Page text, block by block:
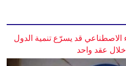
الاصطناعي قد يسرّع تنمية الدول
خلال عقد واحد